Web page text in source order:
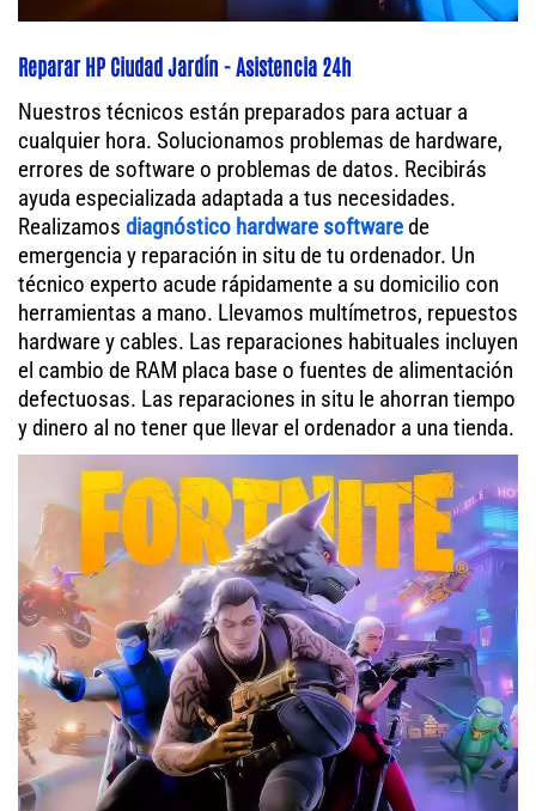
Reparar HP Ciudad Jardín - Asistencia 24h
Nuestros técnicos están preparados para actuar a
cualquier hora. Solucionamos problemas de hardware,
errores de software o problemas de datos. Recibirás
ayuda especializada adaptada a tus necesidades.
Realizamos diagnóstico hardware softwarede
emergencia y reparación in situ de tu ordenador. Un
técnico experto acude rápidamente a su domicilio con
herramientas a mano. Llevamos multímetros, repuestos
hardware y cables. Las reparaciones habituales incluyen
el cambio de RAM placa base o fuentes de alimentación
defectuosas. Las reparaciones in situ le ahorran tiempo
y dinero al no tener que llevar el ordenador a una tienda.